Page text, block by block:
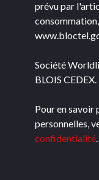
prévu par
Société
BLOIS CEDEX.
Pour en savoir
personnelles,
confidentialité.